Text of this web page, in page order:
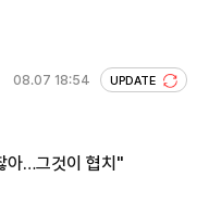
08.07 18:54 UPDATE
아…그것이 협치"